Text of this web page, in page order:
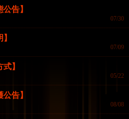
告】
07/30
07/09
】
05/22
告】
08/08